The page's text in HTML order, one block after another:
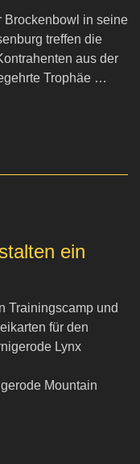
Brockenbowl in seine
treffen die
aus der
Trophäe …
ein
Trainingscamp und
für den
Lynx
Mountain